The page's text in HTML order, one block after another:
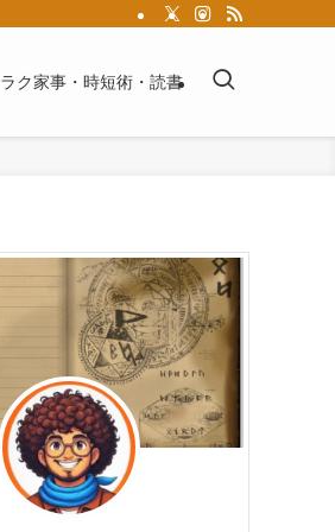
ラク家事・時短術・読書